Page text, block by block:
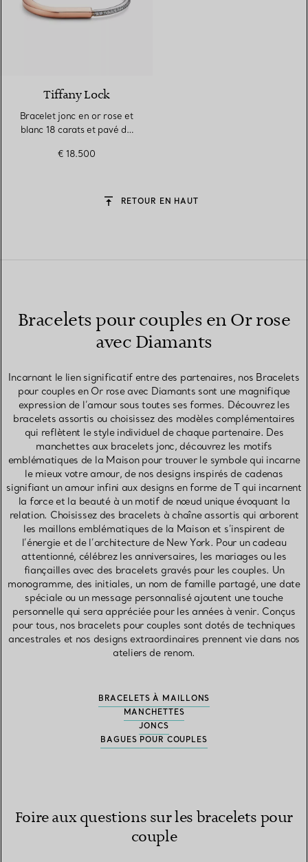
Tiffany Lock
Bracelet jonc en or rose et
blanc 18 carats et pavé de
€ 18.500
RETOUR EN HAUT
Bracelets pour couples en Or rose
avec Diamants
Incarnant le lien significatif entre des partenaires, nos Bracelets
pour couples en Or rose avec Diamants sont une magnifique
expression de l’amour sous toutes ses formes. Découvrez les
bracelets assortis ou choisissez des modèles complémentaires
qui reflètent le style individuel de chaque partenaire. Des
manchettes aux bracelets jonc, découvrez les motifs
emblématiques de la Maison pour trouver le symbole qui incarne
le mieux votre amour, de nos designs inspirés de cadenas
signifiant un amour infini aux designs en forme de T qui incarnent
la force et la beauté à un motif de nœud unique évoquant la
relation. Choisissez des bracelets à chaîne assortis qui arborent
les maillons emblématiques de la Maison et s’inspirent de
l’énergie et de l’architecture de New York. Pour un cadeau
attentionné, célébrez les anniversaires, les mariages ou les
fiançailles avec des bracelets gravés pour les couples. Un
monogramme, des initiales, un nom de famille partagé, une date
spéciale ou un message personnalisé ajoutent une touche
personnelle qui sera appréciée pour les années à venir. Conçus
pour tous, nos bracelets pour couples sont dotés de techniques
ancestrales et nos designs extraordinaires prennent vie dans nos
ateliers de renom.
BRACELETS À MAILLONS
MANCHETTES
JONCS
BAGUES POUR COUPLES
Foire aux questions sur les bracelets pour
couple